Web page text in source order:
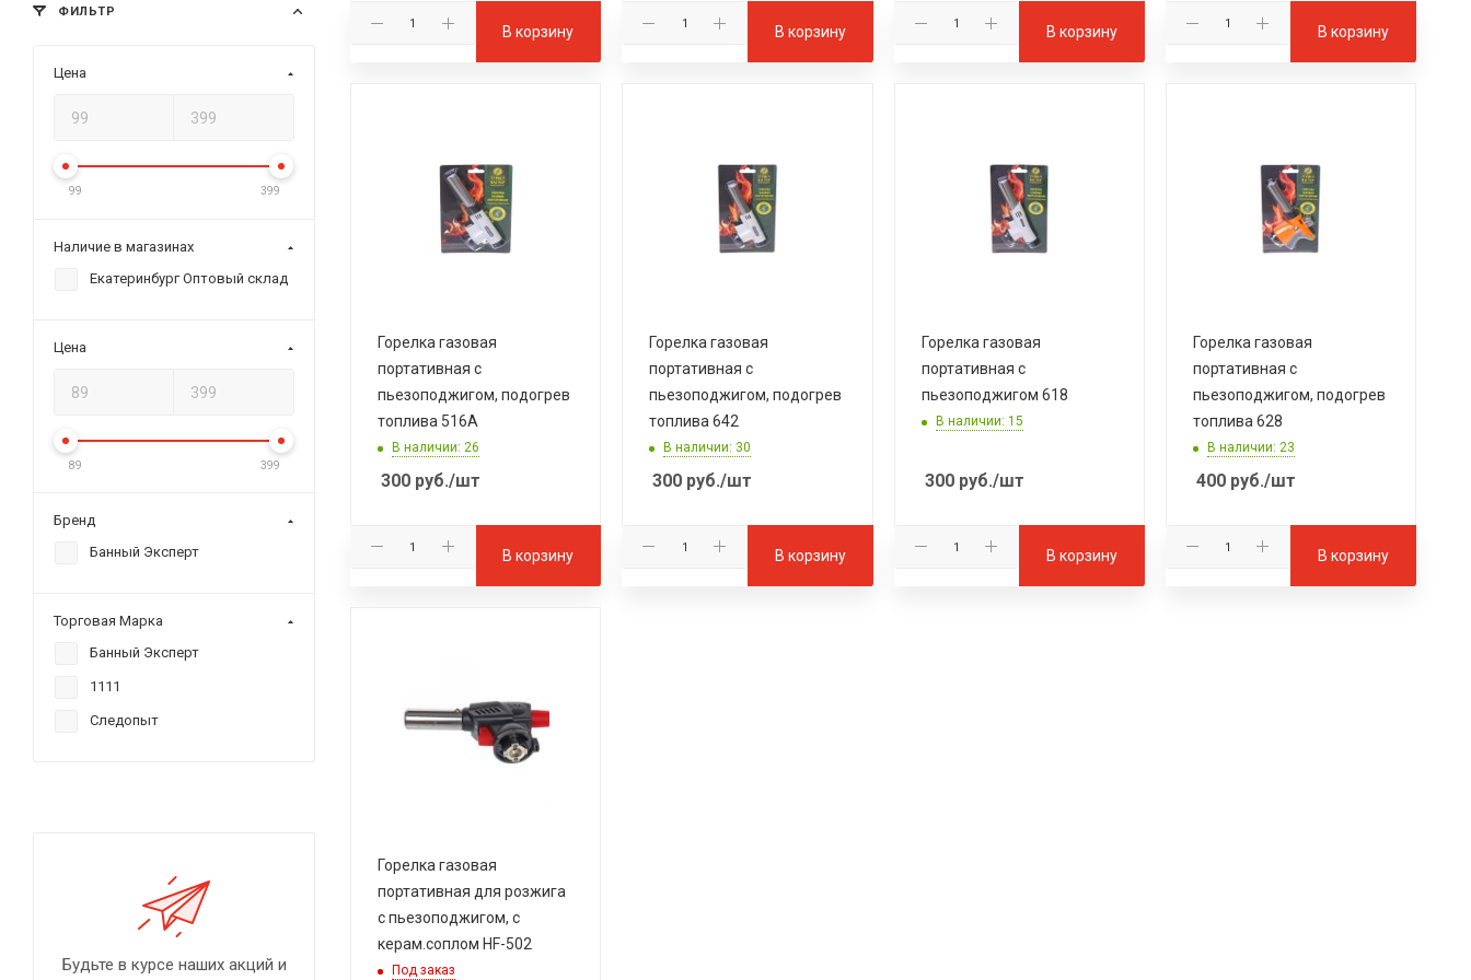
В корзину В корзину В корзину В корзину
Горелка газовая
портативная с
пьезоподжигом, подогрев
топлива 516А
В наличии: 26
300 руб./шт
В корзину
Горелка газовая
портативная с
пьезоподжигом, подогрев
топлива 642
В наличии: 30
300 руб./шт
В корзину
Горелка газовая
портативная с
пьезоподжигом 618
В наличии: 15
300руб./шт
В корзину
Горелка газовая
портативная с
пьезоподжигом, подогрев
топлива 628
В наличии: 23
400руб./шт
В корзину
Горелка газовая
портативная для розжига
с пьезоподжигом, с
керам.соплом HF-502
Под заказ
ФИЛЬТР
Цена
99 399
Наличие в магазинах
Екатеринбург Оптовый склад
Цена
89 399
Бренд
Банный Эксперт
Торговая Марка
Банный Эксперт
1111
Следопыт
Будьте в курсе наших акций и